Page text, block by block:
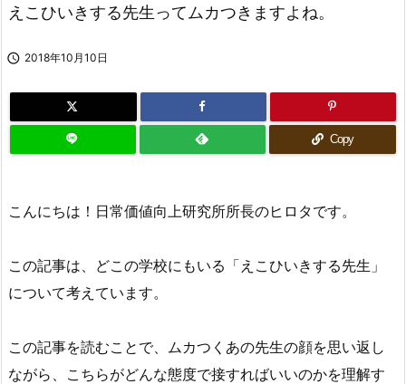
えこひいきする先生ってムカつきますよね。
 2018年10月10日
Copy
こんにちは！日常価値向上研究所所長のヒロタです。
この記事は、どこの学校にもいる「えこひいきする先生」
について考えています。
この記事を読むことで、ムカつくあの先生の顔を思い返し
ながら、こちらがどんな態度で接すればいいのかを理解す